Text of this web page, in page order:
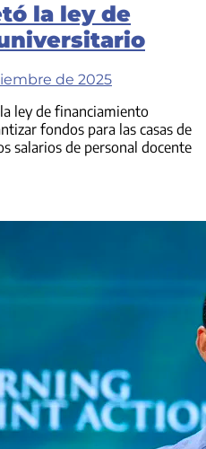
la ley de
de 2025
ley de financiamiento
fondos para las casas de
salarios de personal docente